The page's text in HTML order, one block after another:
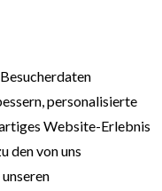
personalisierte
Website-Erlebnis
den von uns